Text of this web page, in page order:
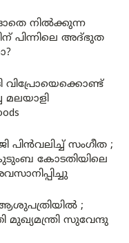
നില്‍ക്കുന്ന
പിന്നിലെ അദ്ഭുത
വിപ്രോയെക്കൊണ്ട്
മലയാളി
സംഗീത ;
കോടതിയിലെ
;
സുവേന്ദു